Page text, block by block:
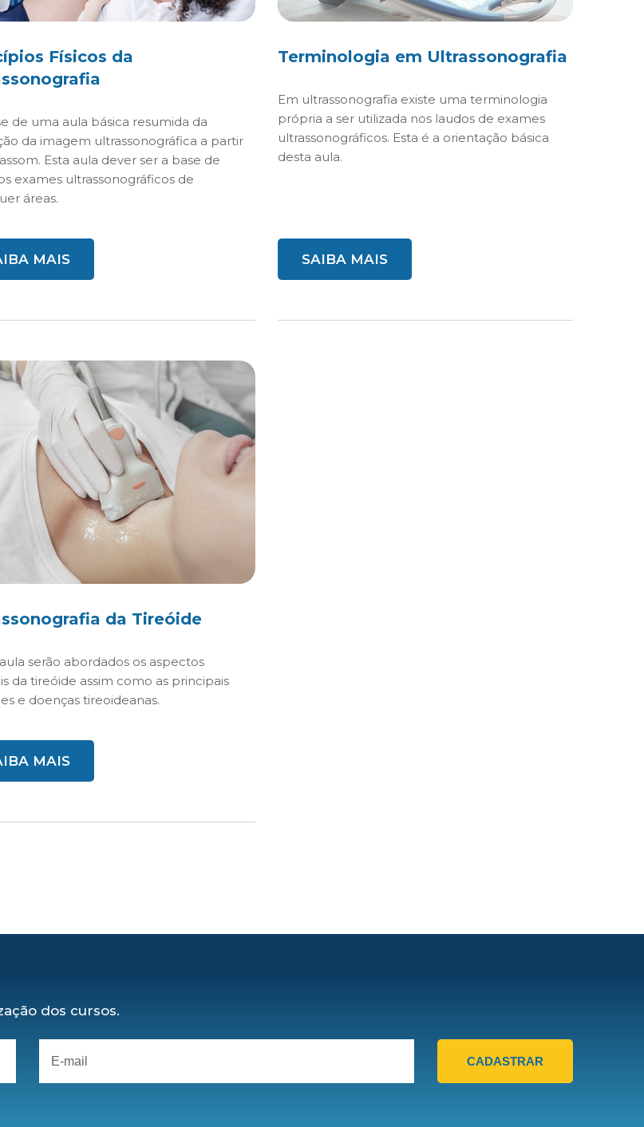
Físicos da
de uma aula básica resumida da
da imagem ultrassonográfica a partir
Esta aula dever ser a base de
exames ultrassonográficos de
áreas.
MAIS
Terminologia em Ultrassonografia
Em ultrassonografia existe uma terminologia
própria a ser utilizada nos laudos de exames
ultrassonográficos. Esta é a orientação básica
desta aula.
SAIBA MAIS
da Tireóide
serão abordados os aspectos
da tireóide assim como as principais
e doenças tireoideanas.
MAIS
dos cursos.
CADASTRAR